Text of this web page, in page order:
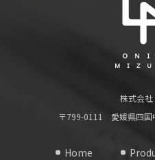
株式会社
〒799-0111 愛媛県四国
Home